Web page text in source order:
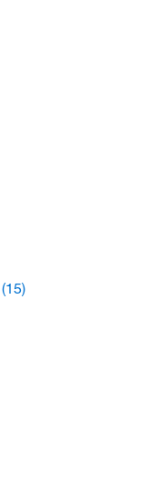
(15)